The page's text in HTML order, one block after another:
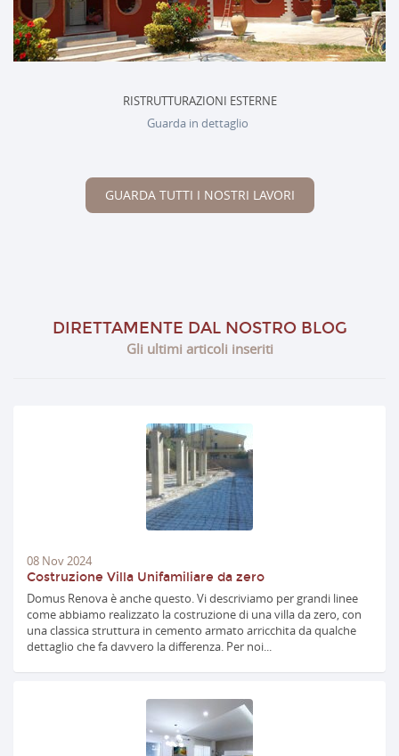
RISTRUTTURAZIONI ESTERNE
Guarda in dettaglio
GUARDA TUTTI I NOSTRI LAVORI
DIRETTAMENTE DAL NOSTRO BLOG
Gli ultimi articoli inseriti
08 Nov 2024
Costruzione Villa Unifamiliare da zero
Domus Renova è anche questo. Vi descriviamo per grandi linee
come abbiamo realizzato la costruzione di una villa da zero, con
una classica struttura in cemento armato arricchita da qualche
dettaglio che fa davvero la differenza. Per noi...